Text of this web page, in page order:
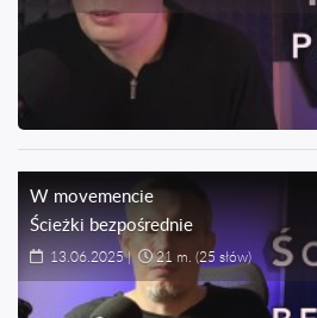
W movemencie
Ścieżki bezpośrednie
13.06.2025| 21 m. (25 słów)